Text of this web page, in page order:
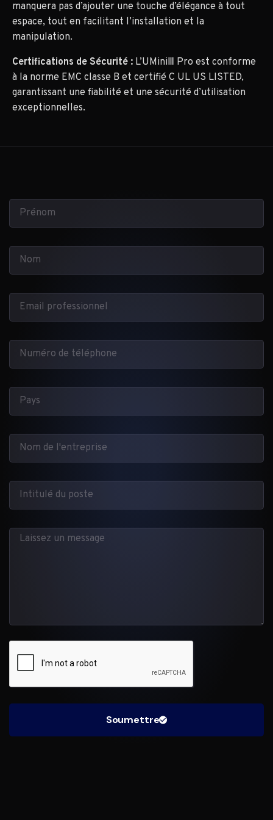
manquera pas d’ajouter une touche d’élégance à tout
espace, tout en facilitant l’installation et la
manipulation.
Certifications de Sécurité : L’UMiniⅢ Pro est conforme
à la norme EMC classe B et certifié C UL US LISTED,
garantissant une fiabilité et une sécurité d’utilisation
exceptionnelles.
Soumettre